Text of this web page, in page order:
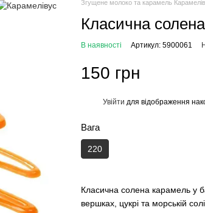
Згущене молоко та карамель
Класична
В наявності Артикул: 5900061
150 грн
Увійти для відображення
Вага
220
Класична солена карамель у
вершках, цукрі та морській